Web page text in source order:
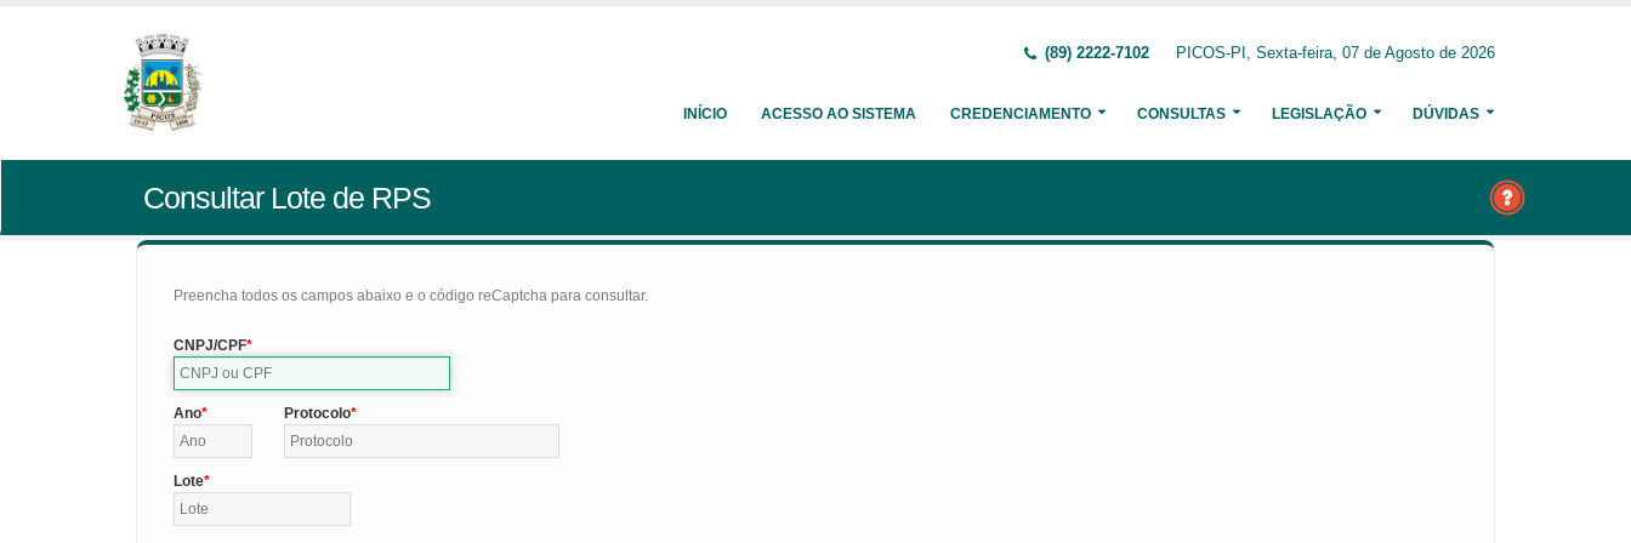
(89) 2222-7102 PICOS-PI, Sexta-feira, 07 de Agosto de 2026
INÍCIO ACESSO AO SISTEMA CREDENCIAMENTO CONSULTAS LEGISLAÇÃO DÚVIDAS
Consultar Lote de RPS
Preencha todos os campos abaixo e o código reCaptcha para consultar.
CNPJ/CPF
Ano Protocolo
Lote